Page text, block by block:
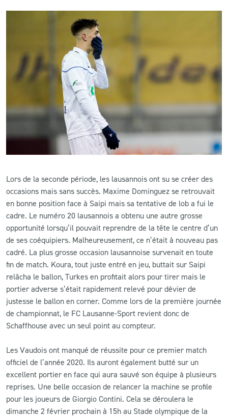
Lors de la seconde période, les lausannois ont su se créer des
occasions mais sans succès. Maxime Dominguez se retrouvait
en bonne position face à Saipi mais sa tentative de lob a fui le
cadre. Le numéro 20 lausannois a obtenu une autre grosse
opportunité lorsqu’il pouvait reprendre de la tête le centre d’un
de ses coéquipiers. Malheureusement, ce n’était à nouveau pas
cadré. La plus grosse occasion lausannoise survenait en toute
fin de match. Koura, tout juste entré en jeu, buttait sur Saipi
relâcha le ballon, Turkes en profitait alors pour tirer mais le
portier adverse s’était rapidement relevé pour dévier de
justesse le ballon en corner. Comme lors de la première journée
de championnat, le FC Lausanne-Sport revient donc de
Schaffhouse avec un seul point au compteur.
Les Vaudois ont manqué de réussite pour ce premier match
officiel de l’année 2020. Ils auront également butté sur un
excellent portier en face qui aura sauvé son équipe à plusieurs
reprises. Une belle occasion de relancer la machine se profile
pour les joueurs de Giorgio Contini. Cela se déroulera le
dimanche 2 février prochain à 15h au Stade olympique de la